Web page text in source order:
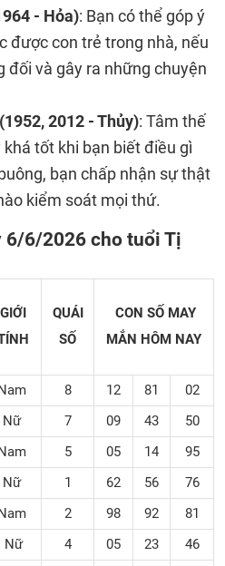
- Hỏa): Bạn có thể góp ý
được con trẻ trong nhà, nếu
đối và gây ra những chuyện
2012 - Thủy): Tâm thế
tốt khi bạn biết điều gì
bạn chấp nhận sự thật
kiểm soát mọi thứ.
6/6/2026 cho tuổi Tị
GIỚI
QUÁI
SỐ
CON SỐ MAY
MẮN HÔM NAY
8 12 81
02
Nữ
7 09 43 50
5 05 14
95
Nữ
1 62 56 76
2 98 92
81
Nữ
4 05 23 46